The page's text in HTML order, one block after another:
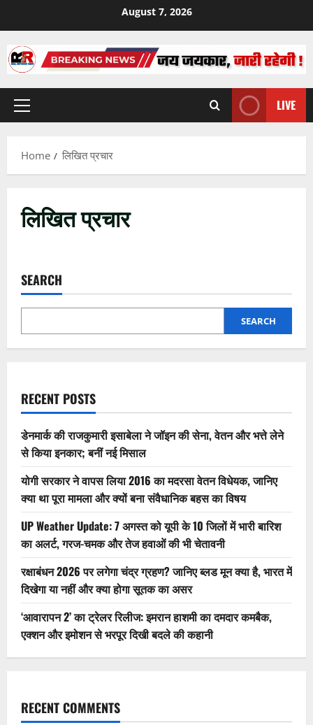
content
August 7, 2026
Primary
LIVE
Home लिखित प्रचार
लिखित प्रचार
SEARCH
SEARCH
RECENT POSTS
डेनमार्क की राजकुमारी इसाबेला ने जॉइन की सेना, वेतन और भत्ते लेने
से किया इनकार; बनीं नई मिसाल
योगी सरकार ने वापस लिया 2016 का मदरसा वेतन विधेयक, जानिए
क्या था पूरा मामला और क्यों बना संवैधानिक बहस का विषय
UP Weather Update: 7 अगस्त को यूपी के 10 जिलों में भारी बारिश
का अलर्ट, गरज-चमक और तेज हवाओं की भी चेतावनी
रक्षाबंधन 2026 पर लगेगा चंद्र ग्रहण? जानिए ब्लड मून क्या है, भारत में
दिखेगा या नहीं और क्या होगा सूतक का असर
‘आवारापन 2’ का ट्रेलर रिलीज: इमरान हाशमी का दमदार कमबैक,
एक्शन और इमोशन से भरपूर दिखी बदले की कहानी
RECENT COMMENTS